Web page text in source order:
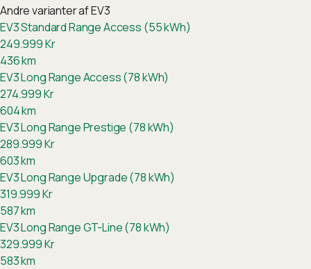
Andre varianter afEV3
EV3 Standard Range Access (55 kWh)
249.999Kr
436km
EV3 Long Range Access (78 kWh)
274.999Kr
604km
EV3 Long Range Prestige (78 kWh)
289.999Kr
603km
EV3 Long Range Upgrade (78 kWh)
319.999Kr
587km
EV3 Long Range GT-Line (78 kWh)
329.999Kr
583km